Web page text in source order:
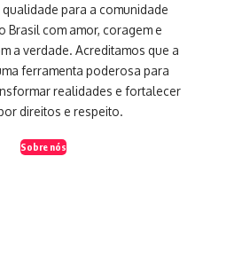
para a comunidade
Brasil com amor, coragem e
a verdade. Acreditamos que a
ferramenta poderosa para
realidades e fortalecer
direitos e respeito.
Sobre nós